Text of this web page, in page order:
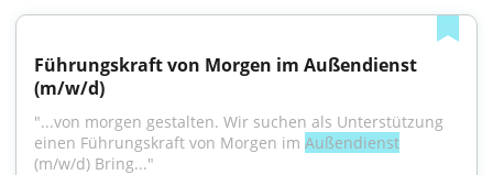
Führungskraft von Morgen im Außendienst
(m/w/d)
"...von morgen gestalten. Wir suchen als Unterstützung
einen Führungskraft von Morgen im Außendienst
(m/w/d) Bring..."